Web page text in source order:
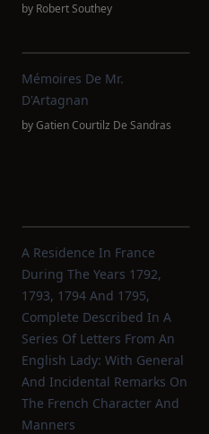
by Robert Southey
Mémoires De Mr.
D'Artagnan
byGatien Courtilz De Sandras
A Residence In France
During The Years 1792,
1793, 1794 And 1795,
Complete Described In A
Series Of Letters From An
English Lady: With General
And Incidental Remarks On
The French Character And
Manners